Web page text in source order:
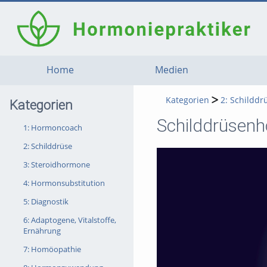
Home Medien
Kategorien
1: Hormoncoach
2: Schilddrüse
3: Steroidhormone
4: Hormonsubstitution
5: Diagnostik
6: Adaptogene, Vitalstoffe,
Ernährung
7: Homöopathie
Kategorien 2: